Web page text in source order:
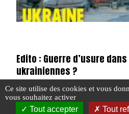
Edito : Guerre d’usure
ukrainiennes ?
#EDITO #N°430
Ce site utilise des cookies et vous
vous souhaitez activer
Tout accepter Tout